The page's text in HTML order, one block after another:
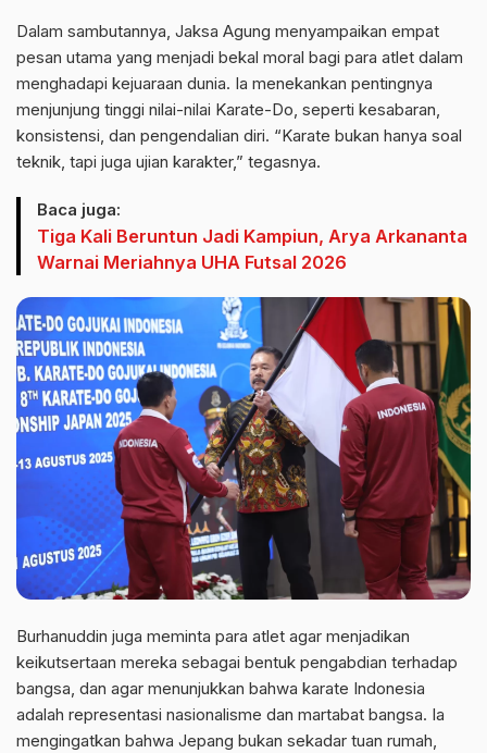
Dalam sambutannya, Jaksa Agung menyampaikan empat
pesan utama yang menjadi bekal moral bagi para atlet dalam
menghadapi kejuaraan dunia. Ia menekankan pentingnya
menjunjung tinggi nilai-nilai Karate-Do, seperti kesabaran,
konsistensi, dan pengendalian diri. “Karate bukan hanya soal
teknik, tapi juga ujian karakter,” tegasnya.
Baca juga:
Tiga Kali Beruntun Jadi Kampiun, Arya Arkananta
Warnai Meriahnya UHA Futsal 2026
Burhanuddin juga meminta para atlet agar menjadikan
keikutsertaan mereka sebagai bentuk pengabdian terhadap
bangsa, dan agar menunjukkan bahwa karate Indonesia
adalah representasi nasionalisme dan martabat bangsa. Ia
mengingatkan bahwa Jepang bukan sekadar tuan rumah,